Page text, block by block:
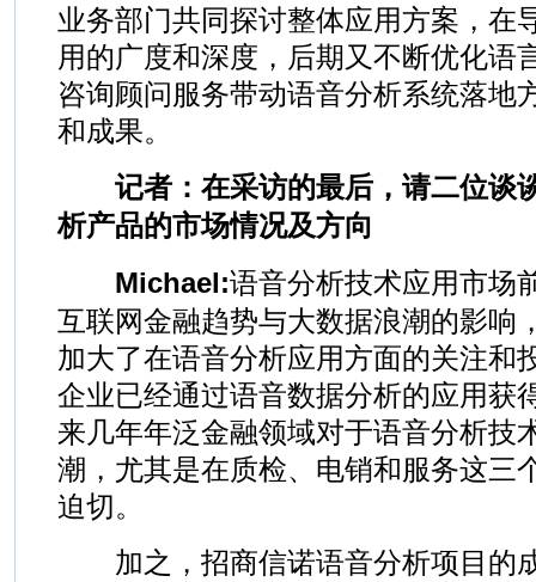
业务部门共同探讨整体应用方案，在
用的广度和深度，后期又不断优化语
咨询顾问服务带动语音分析系统落地
和成果。
记者：在采访的最后，请二位谈
析产品的市场情况及方向
Michael:语音分析技术应用市场
互联网金融趋势与大数据浪潮的影响
加大了在语音分析应用方面的关注和
企业已经通过语音数据分析的应用获
来几年年泛金融领域对于语音分析技
潮，尤其是在质检、电销和服务这三
迫切。
加之，招商信诺语音分析项目的